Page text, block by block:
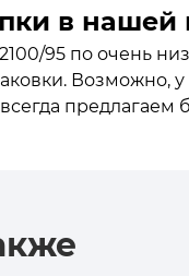
в нашей
95 по очень
Возможно,
предлагаем